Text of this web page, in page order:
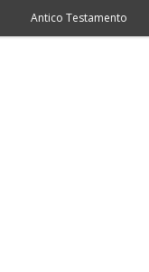
Antico Testamento